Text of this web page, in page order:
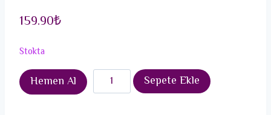
159.90₺
Stokta
Hemen Al
316L
Çelik
Sepete Ekle